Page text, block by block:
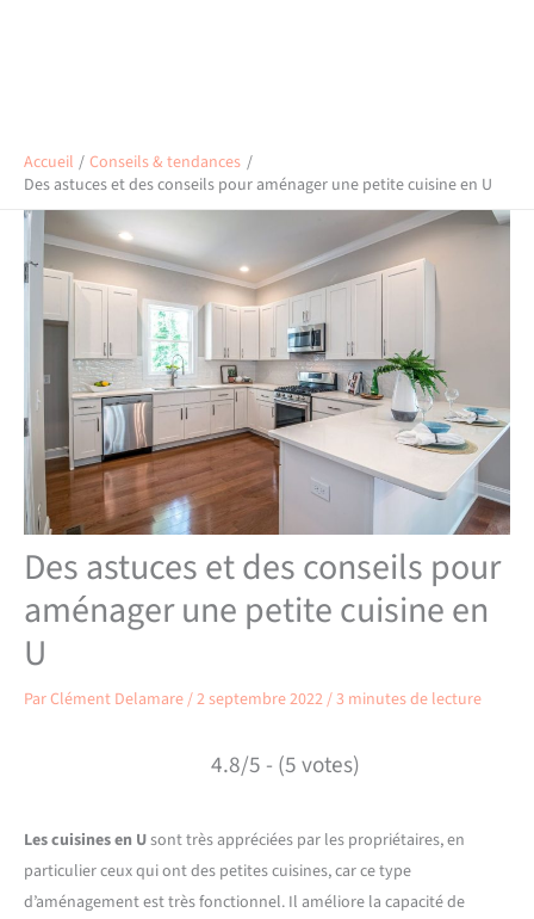
Accueil
Conseils & tendances
Des astuces et des conseils pour aménager une petite cuisine en U
Des astuces et des conseils pour
aménager une petite cuisine en
U
ParClément Delamare/2 septembre 2022/3 minutes de lecture
4.8/5 - (5 votes)
Les cuisines en Usont très appréciées par les propriétaires, en
particulier ceux qui ont des petites cuisines, car ce type
d’aménagement est très fonctionnel. Il améliore la capacité de